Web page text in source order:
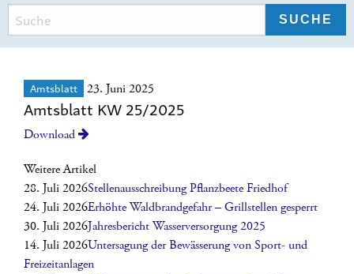
Amtsblatt 23. Juni 2025
Amtsblatt KW 25/2025
Download
Weitere Artikel
28. Juli 2026Stellenausschreibung Pflanzbeete Friedhof
24. Juli 2026Erhöhte Waldbrandgefahr – Grillstellen gesperrt
30. Juli 2026Jahresbericht Wasserversorgung 2025
14. Juli 2026Untersagung der Bewässerung von Sport- und
Freizeitanlagen